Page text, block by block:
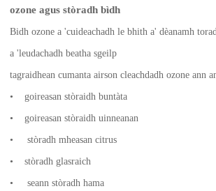
ozone agus stòradh bìdh
Bidh ozone a 'cuideachadh le bhith a' dèanamh
a 'leudachadh beatha sgeilp
tagraidhean cumanta airson cleachdadh ozone ann
• goireasan stòraidh buntàta
• goireasan stòraidh uinneanan
• stòradh mheasan citrus
• stòradh glasraich
• seann stòradh hama